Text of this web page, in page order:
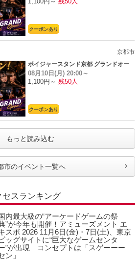
クーポンあり
京都市
ボイジャースタンド京都 グランドオー
プン
08月10日(月) 20:00～
1,100円～ 残50人
クーポンあり
もっと読み込む
市のイベント一覧へ
スランキング
内最大級の“アーケードゲームの祭
”が今年も開催！アミューズメント エ
スポ 2026 11月6日(金)・7日(土)、東京
ッグサイトに“巨大なゲームセンタ
”が出現 コンセプトは「スゲーーー
ン」